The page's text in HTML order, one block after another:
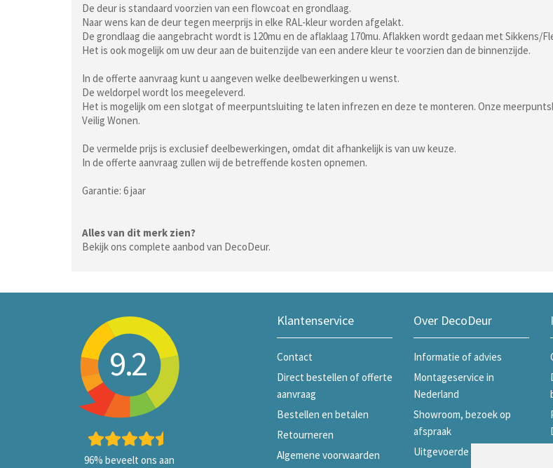
De deur is standaard voorzien van een flowcoat en grondlaag.
Naar wens kan de deur tegen meerprijs in elke RAL-kleur worden afgelakt.
De grondlaag die aangebracht wordt is 120mu en de aflaklaag 170mu. Aflakken wordt gedaan met Sikkens/
Het is ook mogelijk om uw deur aan de buitenzijde van een andere kleur te voorzien dan de binnenzijde.
In de offerte aanvraag kunt u aangeven welke deelbewerkingen u wenst.
De weldorpel wordt los meegeleverd.
Het is mogelijk om een slotgat of meerpuntsluiting te laten infrezen en deze te monteren. Onze
Veilig Wonen.
De vermelde prijs is exclusief deelbewerkingen, omdat dit afhankelijk is van uw keuze.
In de offerte aanvraag zullen wij de betreffende kosten opnemen.
Garantie: 6 jaar
Alles van dit merk zien?
Bekijk ons complete aanbod van DecoDeur.
9.2
96% beveelt ons aan
Klantenservice
Contact
Direct bestellen of offerte
aanvraag
Bestellen en betalen
Retourneren
Algemene voorwaarden
Over DecoDeur
Informatie of advies
Montageservice in
Nederland
Showroom, bezoek op
afspraak
Uitgevoerde projecten